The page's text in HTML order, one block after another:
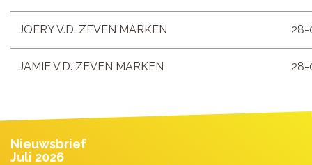
JOERY V.D. ZEVEN MARKEN 28-
JAMIE V.D. ZEVEN MARKEN 28-
Nieuwsbrief
Juli 2026